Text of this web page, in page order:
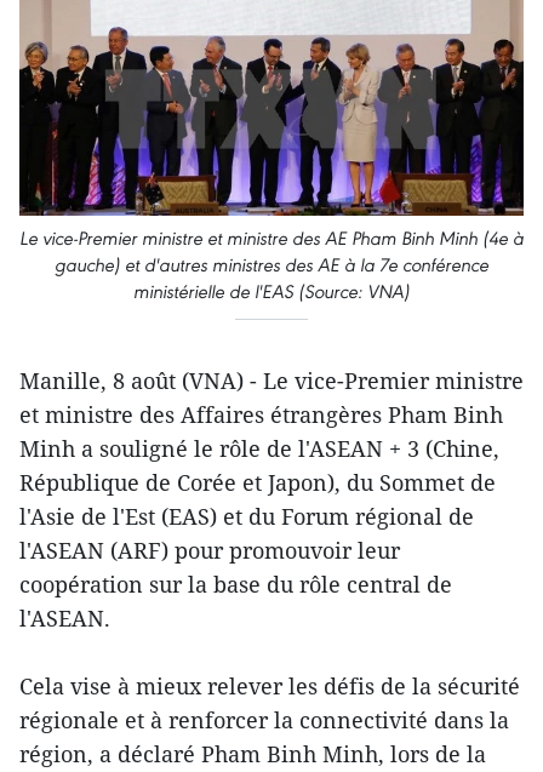
Le vice-Premier ministre et ministre des AE Pham Binh Minh (4e à
gauche) et d'autres ministres des AE à la 7e conférence
ministérielle de l'EAS (Source: VNA)
Manille, 8 août (VNA) - Le vice-Premier ministre
et ministre des Affaires étrangères Pham Binh
Minh a souligné le rôle de l'ASEAN + 3 (Chine,
République de Corée et Japon), du Sommet de
l'Asie de l'Est (EAS) et du Forum régional de
l'ASEAN (ARF) pour promouvoir leur
coopération sur la base du rôle central de
l'ASEAN.
Cela vise à ​mieux relever les défis de la sécurité
régionale et à renforcer la connectivité dans la
région, a déclaré Pham Binh Minh, lors de la